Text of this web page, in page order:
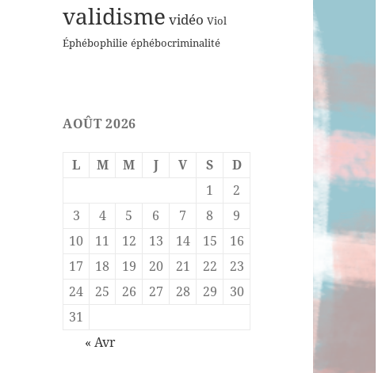
validisme vidéo Viol
Éphébophilie éphébocriminalité
AOÛT 2026
L M M J V S
D
1
2
3
4 5 6 7 8
9
10
11 12 13 14 15
16
17
18 19 20 21 22
23
24
25 26 27 28 29
30
31
« Avr